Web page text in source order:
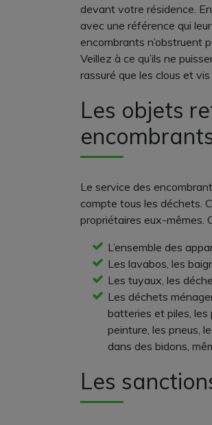
devant votre résidence.
avec une référence qui
encombrants n’obstruent
Veillez à ce qu’ils ne
rassuré que les clous et
Les objets
Le service des
compte tous les déchets.
propriétaires eux-mêmes.
L’ensemble des
Les lavabos, les
Les tuyaux, les
Les déchets
batteries et piles, les
peinture, les pneus,
dans des bidons,
Les